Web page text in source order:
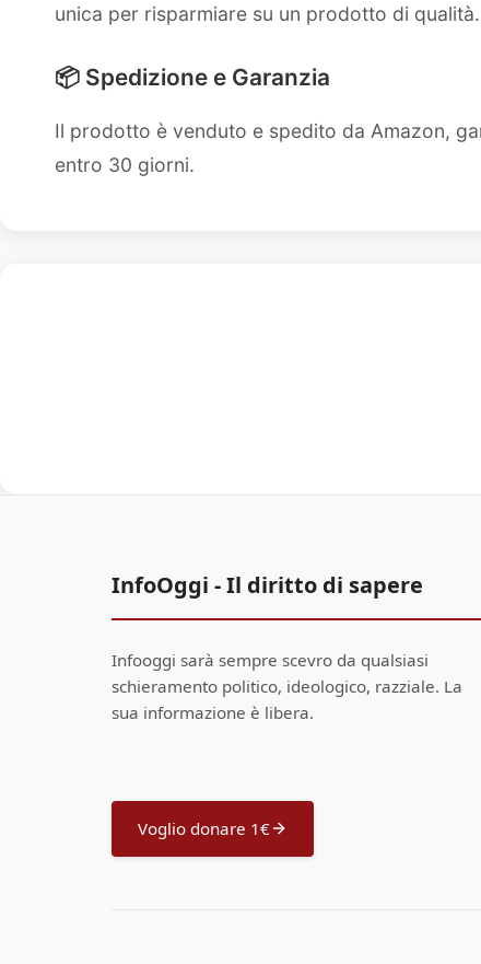
unica per risparmiare su un prodotto di qualità.
📦 Spedizione e Garanzia
Il prodotto è venduto e spedito da Amazon,
entro 30 giorni.
InfoOggi - Il diritto di sapere
Infooggi sarà sempre scevro da qualsiasi
schieramento politico, ideologico, razziale. La
sua informazione è libera.
Voglio donare 1€